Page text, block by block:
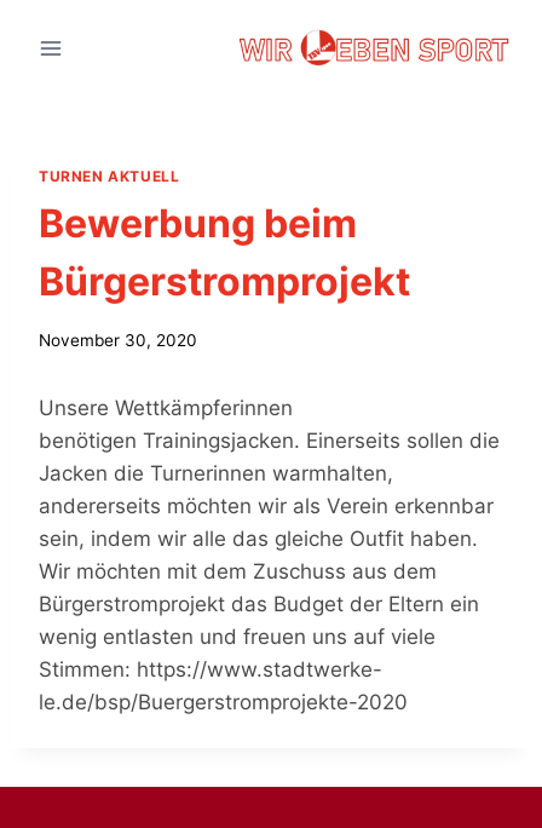
Inhalt
TURNEN AKTUELL
Bewerbung beim
Bürgerstromprojekt
November 30, 2020
Unsere Wettkämpferinnen
benötigen Trainingsjacken. Einerseits sollen die
Jacken die Turnerinnen warmhalten,
andererseits möchten wir als Verein erkennbar
sein, indem wir alle das gleiche Outfit haben.
Wir möchten mit dem Zuschuss aus dem
Bürgerstromprojekt das Budget der Eltern ein
wenig entlasten und freuen uns auf viele
Stimmen: https://www.stadtwerke-
le.de/bsp/Buergerstromprojekte-2020